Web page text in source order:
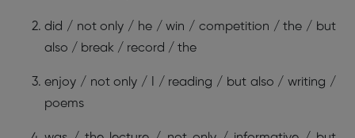
did / not only / he / win / competition / the / but
also / break / record / the
enjoy / not only / I / reading / but also / writing /
poems